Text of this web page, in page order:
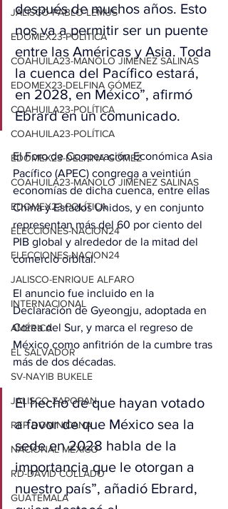
JALISCO-PABLO LEMUS
EDOMEX23-POLÍTICA
COAHUILA23-MANOLO JIMÉNEZ SALINAS
EDOMEX23-DELFINA GÓMEZ
COAHUILA23-POLÍTICA
COAHUILA23-POLÍTICA
EDOMEX23-DELFINA GÓMEZ
COAHUILA23-MANOLO JIMÉNEZ SALINAS
EDOMEX23-POLÍTICA
ELECCIONES-NACION24
ELECCIONES-NACION24
JALISCO-ENRIQUE ALFARO
INTERNACIONAL
AMÉRICA
EL SALVADOR
SV-NAYIB BUKELE
JALISCO-ZAPOPAN
REP DOMINICANA
NACIONAL MÉXICO
RD-DAVID COLLADO
GUATEMALA
después de muchos años. Esto
nos va a permitir ser un puente
entre las Américas y Asia. Toda
la cuenca del Pacífico estará,
en 2028, en México”, afirmó
Ebrard en un comunicado.
El Foro de Cooperación Económica Asia
Pacífico (APEC) congrega a veintiún
economías de dicha cuenca, entre ellas
China y Estados Unidos, y en conjunto
representan más del 60 por ciento del
PIB global y alrededor de la mitad del
comercio orbital.
El anuncio fue incluido en la
Declaración de Gyeongju, adoptada en
Corea del Sur, y marca el regreso de
México como anfitrión de la cumbre tras
más de dos décadas.
El hecho de que hayan votado
a favor de que México sea la
sede en 2028 habla de la
importancia que le otorgan a
nuestro país”, añadió Ebrard,